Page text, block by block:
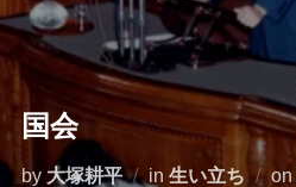
ッ
プ
国会
by 大塚耕平 in 生い立ち on